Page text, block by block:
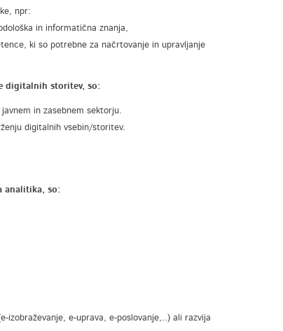
npr:
in informatična znanja,
ki so potrebne za načrtovanje in upravljanje
digitalnih storitev, so:
in zasebnem sektorju.
digitalnih vsebin/storitev.
analitika, so:
e-uprava, e-poslovanje,..) ali razvija